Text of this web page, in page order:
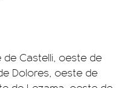
Castelli, oeste de
Dolores, oeste de